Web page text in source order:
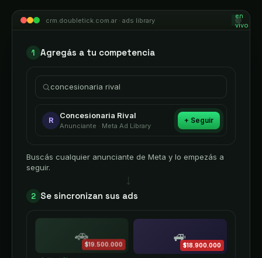
crm.doubletick.com.ar · ads library
en
vivo
1 Agregás a tu competencia
concesionaria rival
R Concesionaria Rival
Anunciante · Meta Ad Library
+ Seguir
Buscás cualquier anunciante de Meta y lo empezás a
seguir.
→
2 Se sincronizan sus ads
🚗
$19.500.000 🚙
$18.900.000